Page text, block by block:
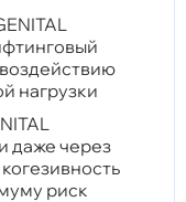
нагрузки
даже через
риск